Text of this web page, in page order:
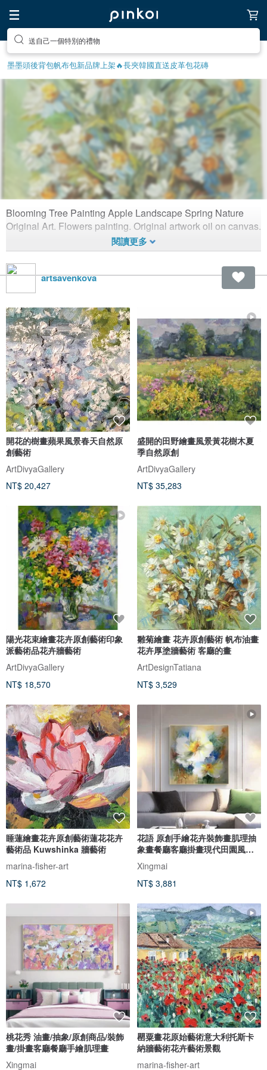
送自己一個特別的禮物
墨墨頭後背包帆布包新品牌上架🔥長夾韓國直送皮革包花磚
Blooming Tree Painting Apple
Landscape
Blooming Tree Painting Apple Landscape Spring Nature
Original Art. Flowers painting. Original artwork oil on canvas.
artsavenkova
開花的樹畫蘋果風景春天自然原
創藝術
ArtDivyaGallery
NT$ 20,427
盛開的田野繪畫風景黃花樹木夏
季自然原創
ArtDivyaGallery
NT$ 35,283
陽光花束繪畫花卉原創藝術印象
派藝術品花卉牆藝術
ArtDivyaGallery
NT$ 18,570
雛菊繪畫 花卉原創藝術 帆布油畫
花卉厚塗牆藝術 客廳的畫
ArtDesignTatiana
NT$ 3,529
睡蓮繪畫花卉原創藝術蓮花花卉
藝術品 Kuwshinka 牆藝術
marina-fisher-art
NT$ 1,672
花語 原創手繪花卉裝飾畫肌理抽
象畫餐廳客廳掛畫現代田園風治
癒
Xingmai
NT$ 3,881
桃花秀 油畫/抽象/原創商品/裝飾
畫/掛畫客廳餐廳手繪肌理畫
Xingmai
罌粟畫花原始藝術意大利托斯卡
納牆藝術花卉藝術景觀
marina-fisher-art